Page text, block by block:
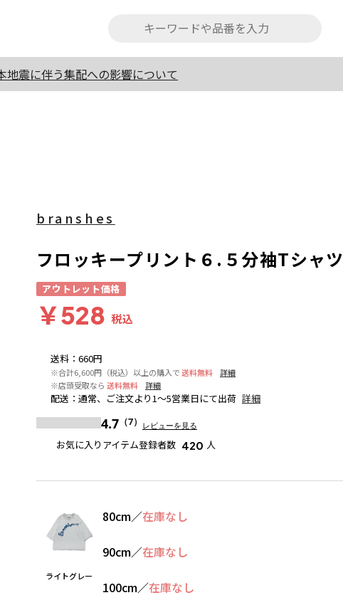
地震に伴う集配への影響について
※撮影場所の関係上、着用画像は実物と若干異なる場合があります。
送料 ： 660円
※合計6,600円（税込）以上の購入で送料無料
詳細
※店頭受取なら 送料無料 詳細
配送 ： 通常、ご注文より1～5営業日にて出荷 詳細
4.7 （7） レビューを見る
お気に入りアイテム登録者数 420 人
branshes
フロッキープリント６.５分袖Tシャツ
アウトレット価格
￥528 税込
ライトグレー
80cm／在庫なし
90cm／在庫なし
100cm／在庫なし